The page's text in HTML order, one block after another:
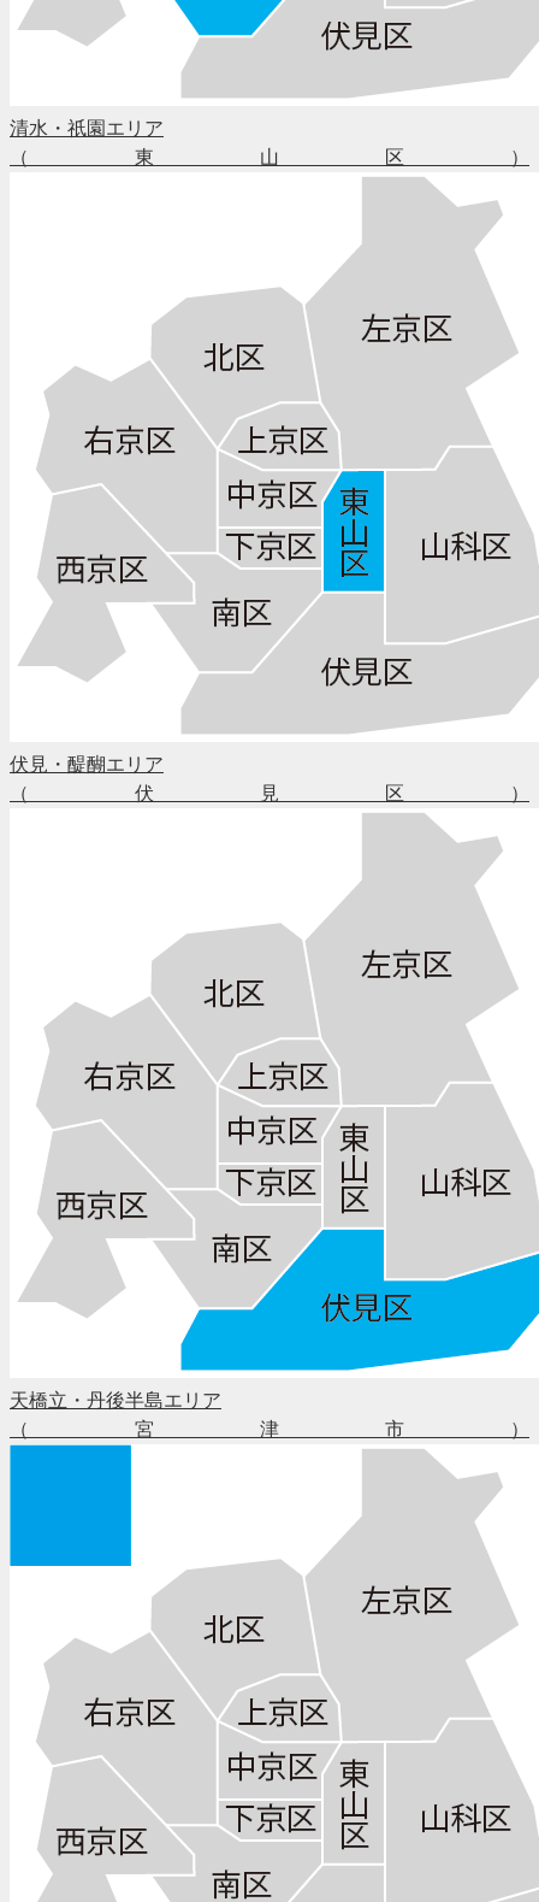
清水・祇園エリア
（東山区）
伏見・醍醐エリア
（伏見区）
天橋立・丹後半島エリア
（宮津市）